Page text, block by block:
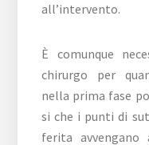
all’intervento.
È comunque
chirurgo per
nella prima fase
si che i punti di
ferita